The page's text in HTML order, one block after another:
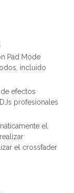
Pad Mode
incluido
efectos
profesionales
el
el crossfader